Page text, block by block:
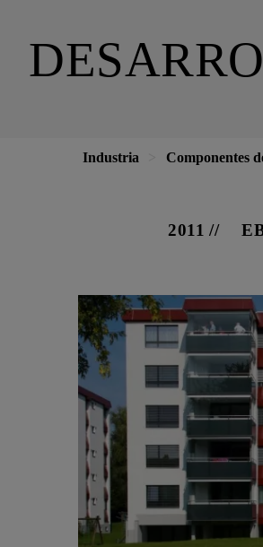
Industria Componentes
2011